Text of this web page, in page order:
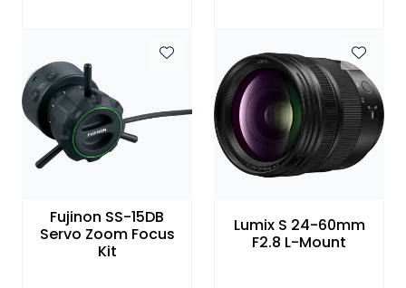
Fujinon SS-15DB
Servo Zoom Focus
Kit
Lumix S 24-60mm
F2.8 L-Mount